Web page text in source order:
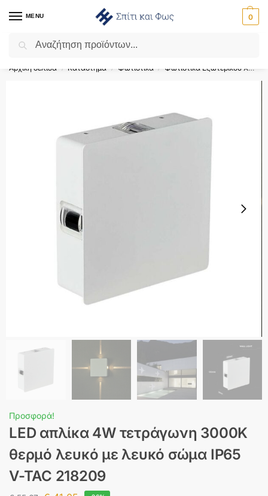
MENU 0
Flash Sale ⚡ 10% Έκπτωση με τον κωδικό ‘SPRING’!
Αρχική σελίδα / Κατάστημα / Φωτιστικά / Φωτιστικά Εξωτερικού Χώρου
Προσφορά!
LED απλίκα 4W τετράγωνη 3000K
θερμό λευκό με λευκό σώμα IP65
V-TAC 218209